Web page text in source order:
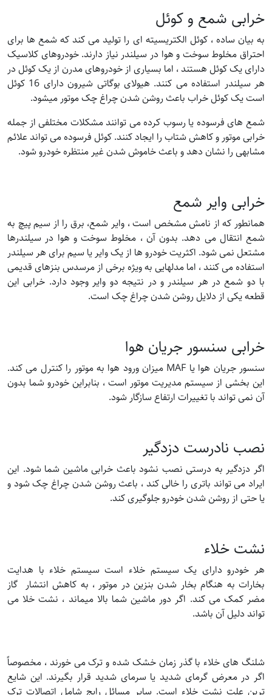
خرابی شمع و کوئل
به بیان ساده ، کوئل الکتریسیته ای را تولید می کند که شمع ها برای
احتراق مخلوط سوخت و هوا در سیلندر نیاز دارند. خودروهای کلاسیک
دارای یک کوئل هستند ، اما بسیاری از خودروهای مدرن از یک کوئل در
هر سیلندر استفاده می کنند. هیولای بوگاتی شیرون دارای 16 کوئل
است یک کوئل خراب باعث روشن شدن چراغ چک موتور میشود.
شمع های فرسوده یا رسوب کرده می توانند مشکلات مختلفی از جمله
خرابی موتور و کاهش شتاب را ایجاد کنند. کوئل فرسوده می تواند علائم
مشابهی را نشان دهد و باعث خاموش شدن غیر منتظره خودرو شود.
خرابی وایر شمع
همانطور که از نامش مشخص است ، وایر شمع، برق را از سیم پیچ به
شمع انتقال می دهد. بدون آن ، مخلوط سوخت و هوا در سیلندرها
مشتعل نمی شود. اکثریت خودرو ها از یک وایر یا سیم برای هر سیلندر
استفاده می کنند ، اما مدلهایی به ویژه برخی از مرسدس بنزهای قدیمی
با دو شمع در هر سیلندر و در نتیجه دو وایر وجود دارد. خرابی این
قطعه یکی از دلایل روشن شدن چراغ چک است.
خرابی سنسور جریان هوا
سنسور جریان هوا یا MAF میزان ورود هوا به موتور را کنترل می کند.
این بخشی از سیستم مدیریت موتور است ، بنابراین خودرو شما بدون
آن نمی تواند با تغییرات ارتفاع سازگار شود.
نصب نادرست دزدگیر
اگر دزدگیر به درستی نصب نشود باعث خرابی ماشین شما شود. این
ایراد می تواند باتری را خالی کند ، باعث روشن شدن چراغ چک شود و
یا حتی از روشن شدن خودرو جلوگیری کند.
نشت خلاء
هر خودرو دارای یک سیستم خلاء است سیستم خلاء با هدایت
بخارات به هنگام بخار شدن بنزین در موتور ، به کاهش انتشار گاز
مضر کمک می کند. اگر دور ماشین شما بالا میماند ، نشت خلا می
تواند دلیل آن باشد.
شلنگ های خلاء با گذر زمان خشک شده و ترک می خورند ، مخصوصاً
اگر در معرض گرمای شدید یا سرمای شدید قرار بگیرند. این شایع
ترین علت نشت خلاء است. سایر مسائل رایج شامل اتصالات ترک